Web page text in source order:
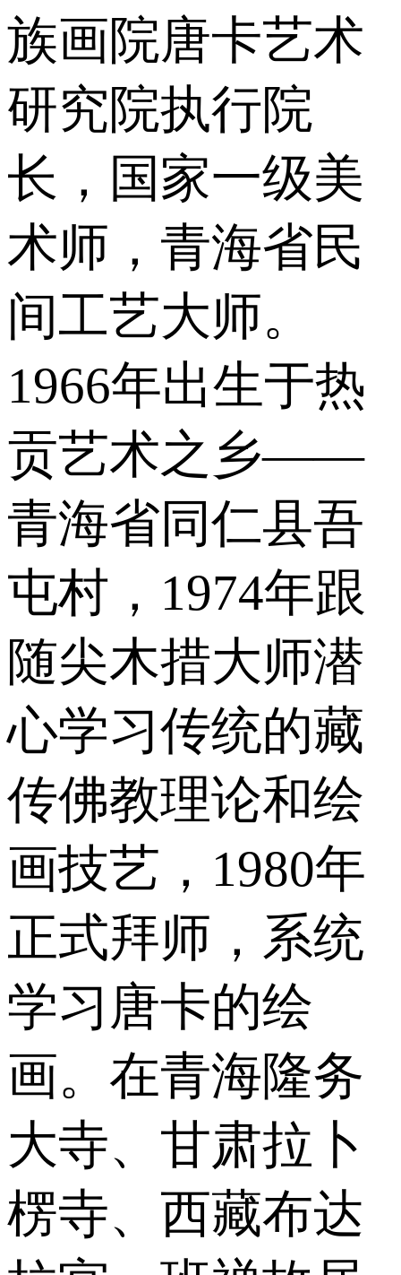
族画院唐卡艺术
研究院执行院
长，国家一级美
术师，青海省民
间工艺大师。
1966年出生于热
贡艺术之乡——
青海省同仁县吾
屯村，1974年跟
随尖木措大师潜
心学习传统的藏
传佛教理论和绘
画技艺，1980年
正式拜师，系统
学习唐卡的绘
画。在青海隆务
大寺、甘肃拉卜
楞寺、西藏布达